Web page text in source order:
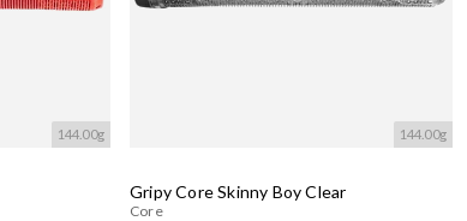
144.00g 144.00g
Gripy Core Skinny Boy Clear
Core